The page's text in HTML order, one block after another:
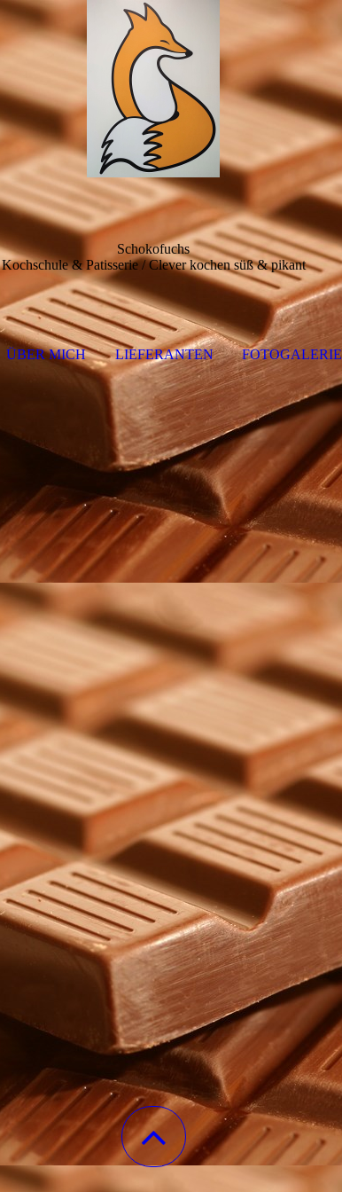
Schokofuchs
Kochschule & Patisserie / Clever kochen süß & pikant
ÜBER MICH LIEFERANTEN FOTOGALERIE